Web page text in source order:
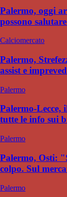
Palermo, oggi
possono
Calciomercato
Palermo,
assist e
Palermo
Palermo-Lecce,
tutte le info sui
Palermo
Palermo, Osti:
colpo. Sul
Palermo